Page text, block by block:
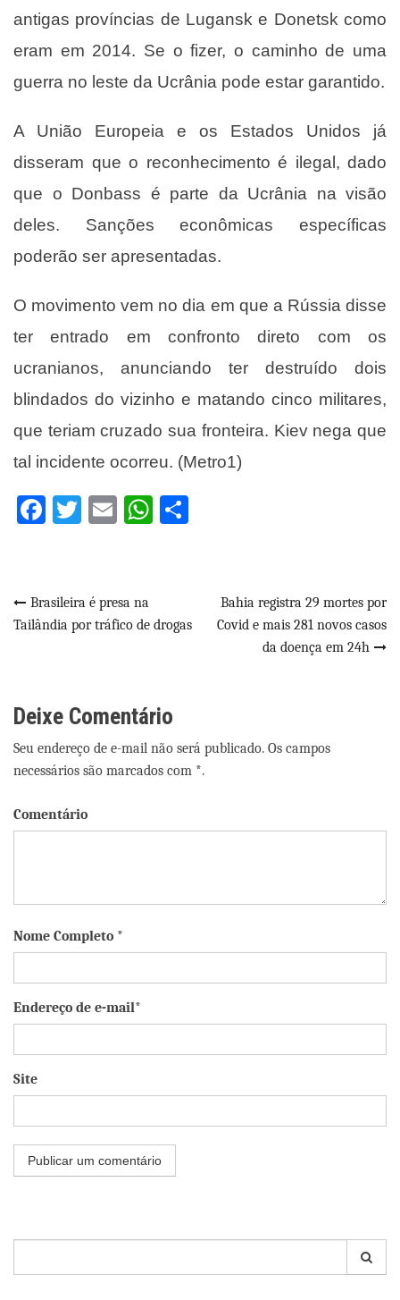
antigas províncias de Lugansk e Donetsk como
eram em 2014. Se o fizer, o caminho de uma
guerra no leste da Ucrânia pode estar garantido.
A União Europeia e os Estados Unidos já
disseram que o reconhecimento é ilegal, dado
que o Donbass é parte da Ucrânia na visão
deles. Sanções econômicas específicas
poderão ser apresentadas.
O movimento vem no dia em que a Rússia disse
ter entrado em confronto direto com os
ucranianos, anunciando ter destruído dois
blindados do vizinho e matando cinco militares,
que teriam cruzado sua fronteira. Kiev nega que
tal incidente ocorreu. (Metro1)
Facebook
Twitter
EmailWhatsApp
Navegação
Brasileira é presa na
Tailândia por tráfico de drogas
Bahia registra 29 mortes por
Covid e mais 281 novos casos
da doença em 24h
Deixe Comentário
Seu endereço de e-mail não será publicado. Os campos
necessários são marcados com *.
Comentário
Nome Completo *
Endereço de e-mail*
Site
por: